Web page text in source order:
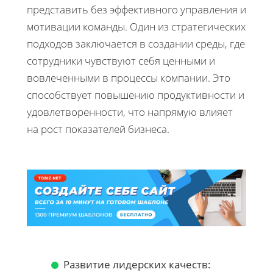
представить без эффективного управления и
мотивации команды. Один из стратегических
подходов заключается в создании среды, где
сотрудники чувствуют себя ценными и
вовлеченными в процессы компании. Это
способствует повышению продуктивности и
удовлетворенности, что напрямую влияет
на рост показателей бизнеса.
Развитие лидерских качеств: